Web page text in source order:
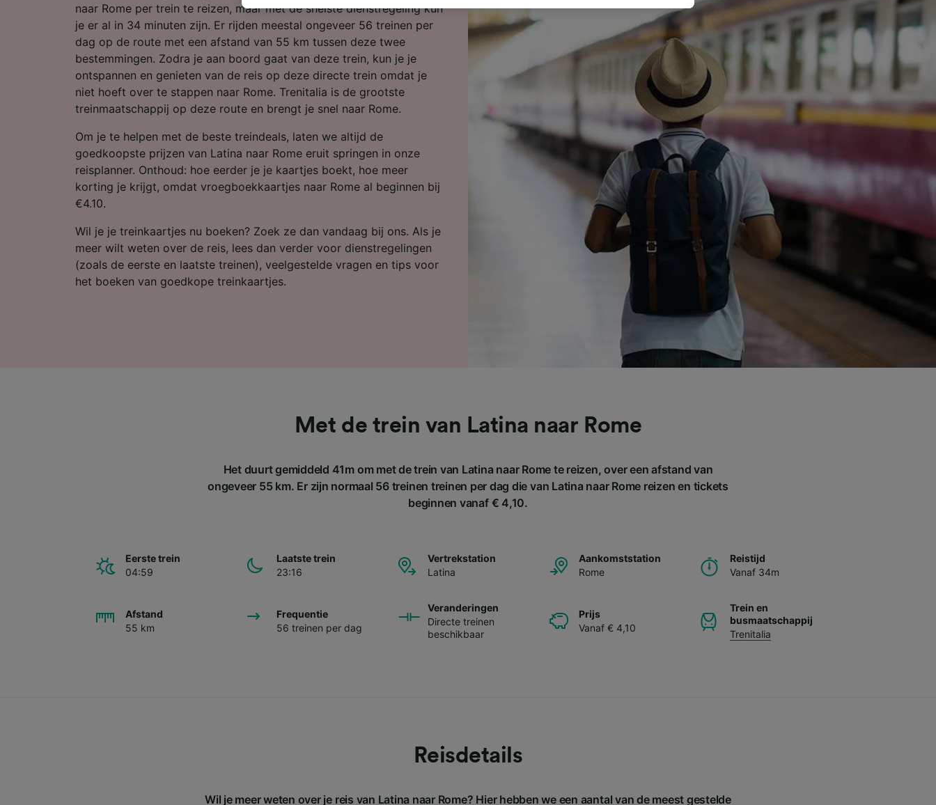
naar Rome per trein te reizen, maar met de snelste dienstregeling kun
je er al in 34 minuten zijn. Er rijden meestal ongeveer 56 treinen per
dag op de route met een afstand van 55 km tussen deze twee
bestemmingen. Zodra je aan boord gaat van deze trein, kun je je
ontspannen en genieten van de reis op deze directe trein omdat je
niet hoeft over te stappen naar Rome. Trenitalia is de grootste
treinmaatschappij op deze route en brengt je snel naar Rome.
Om je te helpen met de beste treindeals, laten we altijd de
goedkoopste prijzen van Latina naar Rome eruit springen in onze
reisplanner. Onthoud: hoe eerder je je kaartjes boekt, hoe meer
korting je krijgt, omdat vroegboekkaartjes naar Rome al beginnen bij
€4.10.
Wil je je treinkaartjes nu boeken? Zoek ze dan vandaag bij ons. Als je
meer wilt weten over de reis, lees dan verder voor dienstregelingen
(zoals de eerste en laatste treinen), veelgestelde vragen en tips voor
het boeken van goedkope treinkaartjes.
Met de trein van Latina naar Rome
Het duurt gemiddeld 41m om met de trein van Latina naar Rome te reizen, over een afstand van
ongeveer 55 km. Er zijn normaal 56 treinen treinen per dag die van Latina naar Rome reizen en tickets
beginnen vanaf € 4,10.
Eerste trein
04:59
Laatste trein
23:16
Vertrekstation
Latina
Aankomststation
Rome
Reistijd
Vanaf 34m
Afstand
55 km
Frequentie
56 treinen per dag
Veranderingen
Directe treinen
beschikbaar
Prijs
Vanaf € 4,10
Trein en
busmaatschappij
Trenitalia
Reisdetails
Wil je meer weten over je reis van Latina naar Rome? Hier hebben we een aantal van de meest gestelde
elk moment wijzigen op de pagina met onze privacyverklaring. Deze
keuzes worden aan onze partners doorgegeven en hebben geen invloed
op browsegegevens. Je gegevens worden niet gebruikt voor tracking als
je ons hebt gevraagd om je niet te volgen.
Wij en onze partners verwerken gegevens voor de volgende doeleinden:
Precieze geolocatiegegevens gebruiken. De apparaatkenmerken actief
scannen ter identificatie. Informatie op een apparaat opslaan en/of
openen. Gepersonaliseerde advertenties en content, advertentie- en
contentmetingen, doelgroepenonderzoek en ontwikkeling van diensten.
Partnerlijst (derden)